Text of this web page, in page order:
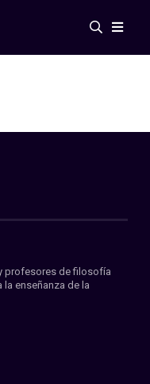
profesores de filosofía
enseñanza de la